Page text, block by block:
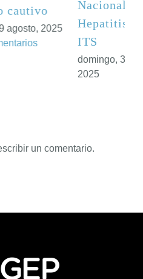
mercado cautivo
viernes, 29 agosto, 2025
| Sin comentarios
un comentario.